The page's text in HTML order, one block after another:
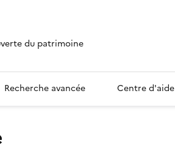
du patrimoine
Recherche avancée Centre d'aide